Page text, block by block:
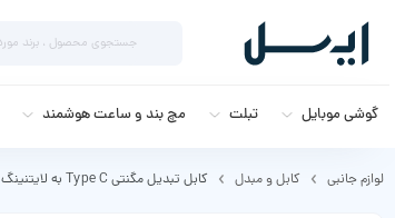
گوشی موبایل تبلت مچ بند و ساعت هوشمند
لوازم جانبی کابل و مبدل کابل تبدیل مگنتی Type C به لایتنینگ بیسئوس مدل CATLXC-01